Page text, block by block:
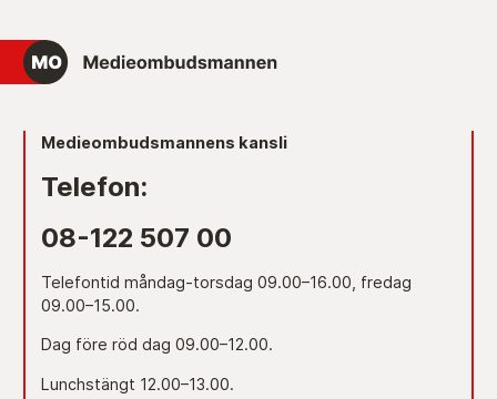
Medieombudsmannens kansli
Telefon:
08-122 507 00
Telefontid måndag-torsdag 09.00–16.00, fredag
09.00–15.00.
Dag före röd dag 09.00–12.00.
Lunchstängt 12.00–13.00.